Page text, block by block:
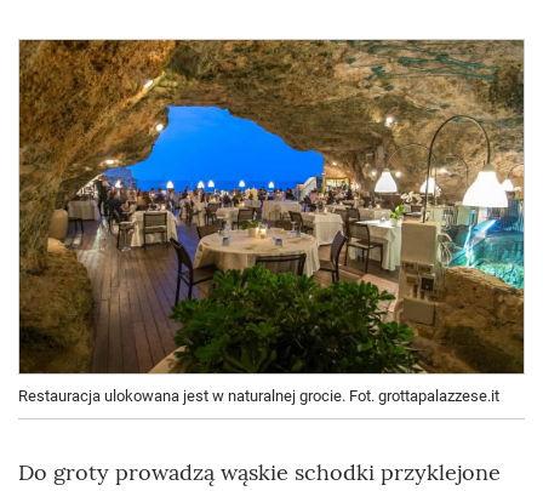
Restauracja ulokowana jest w naturalnej grocie. Fot. grottapalazzese.it
Do groty prowadzą wąskie schodki przyklejone